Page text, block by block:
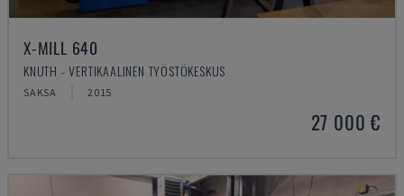
X-MILL 640
KNUTH - VERTIKAALINEN TYÖSTÖKESKUS
SAKSA 2015
27 000 €